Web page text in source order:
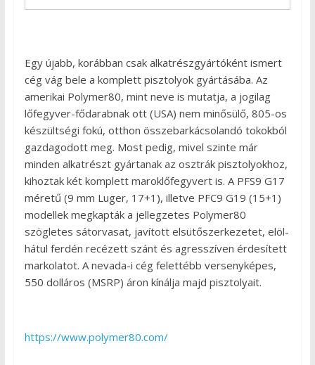
Egy újabb, korábban csak alkatrészgyártóként ismert
cég vág bele a komplett pisztolyok gyártásába. Az
amerikai Polymer80, mint neve is mutatja, a jogilag
lőfegyver-fődarabnak ott (USA) nem minősülő, 805-os
készültségi fokú, otthon összebarkácsolandó tokokból
gazdagodott meg. Most pedig, mivel szinte már
minden alkatrészt gyártanak az osztrák pisztolyokhoz,
kihoztak két komplett maroklőfegyvert is. A PFS9 G17
méretű (9 mm Luger, 17+1), illetve PFC9 G19 (15+1)
modellek megkapták a jellegzetes Polymer80
szögletes sátorvasat, javított elsütőszerkezetet, elöl-
hátul ferdén recézett szánt és agresszíven érdesített
markolatot. A nevada-i cég felettébb versenyképes,
550 dolláros (MSRP) áron kínálja majd pisztolyait.
https://www.polymer80.com/